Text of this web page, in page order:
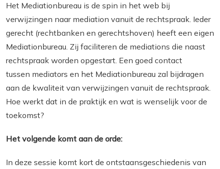
Het Mediationbureau is de spin in het web bij
verwijzingen naar mediation vanuit de rechtspraak. Ieder
gerecht (rechtbanken en gerechtshoven) heeft een eigen
Mediationbureau. Zij faciliteren de mediations die naast
rechtspraak worden opgestart. Een goed contact
tussen mediators en het Mediationbureau zal bijdragen
aan de kwaliteit van verwijzingen vanuit de rechtspraak.
Hoe werkt dat in de praktijk en wat is wenselijk voor de
toekomst?
Het volgende komt aan de orde:
In deze sessie komt kort de ontstaansgeschiedenis van